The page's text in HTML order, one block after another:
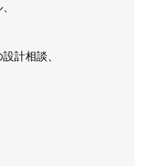
計相談、